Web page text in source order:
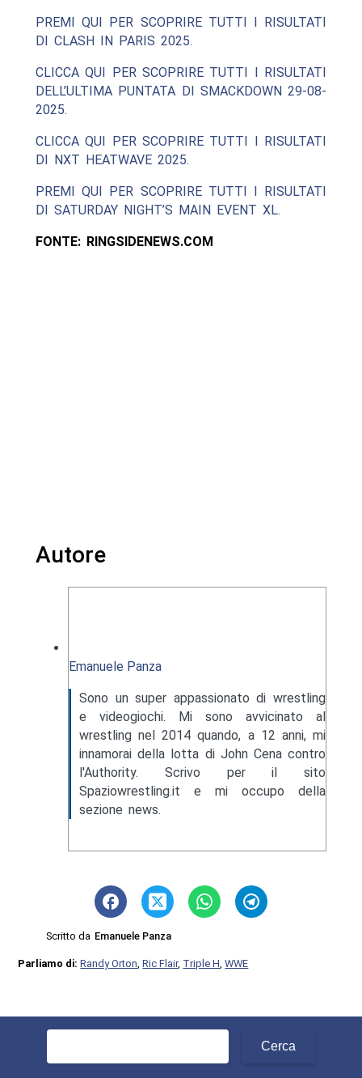
PREMI QUI PER SCOPRIRE TUTTI I RISULTATI
DI CLASH IN PARIS 2025.
CLICCA QUI PER SCOPRIRE TUTTI I RISULTATI
DELL’ULTIMA PUNTATA DI SMACKDOWN 29-08-
2025.
CLICCA QUI PER SCOPRIRE TUTTI I RISULTATI
DI NXT HEATWAVE 2025.
PREMI QUI PER SCOPRIRE TUTTI I RISULTATI
DI SATURDAY NIGHT’S MAIN EVENT XL.
FONTE: RINGSIDENEWS.COM
Autore
Emanuele Panza
Sono un super appassionato di wrestling
e videogiochi. Mi sono avvicinato al
wrestling nel 2014 quando, a 12 anni, mi
innamorai della lotta di John Cena contro
l'Authority. Scrivo per il sito
Spaziowrestling.it e mi occupo della
sezione news.
Scritto da Emanuele Panza
Parliamo di:Randy Orton ,Ric Flair, Triple H ,WWE